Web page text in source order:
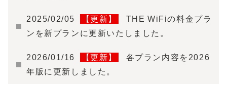
2025/02/05 【更新】
THE WiFiの料金プラ
ンを新プランに更新いたしました。
2026/01/16 【更新】
各プラン内容を2026
年版に更新しました。